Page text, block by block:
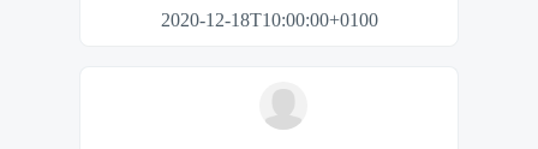
2020-12-18T10:00:00+0100